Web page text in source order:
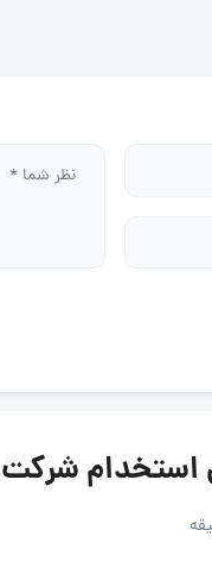
شرکت پخت و